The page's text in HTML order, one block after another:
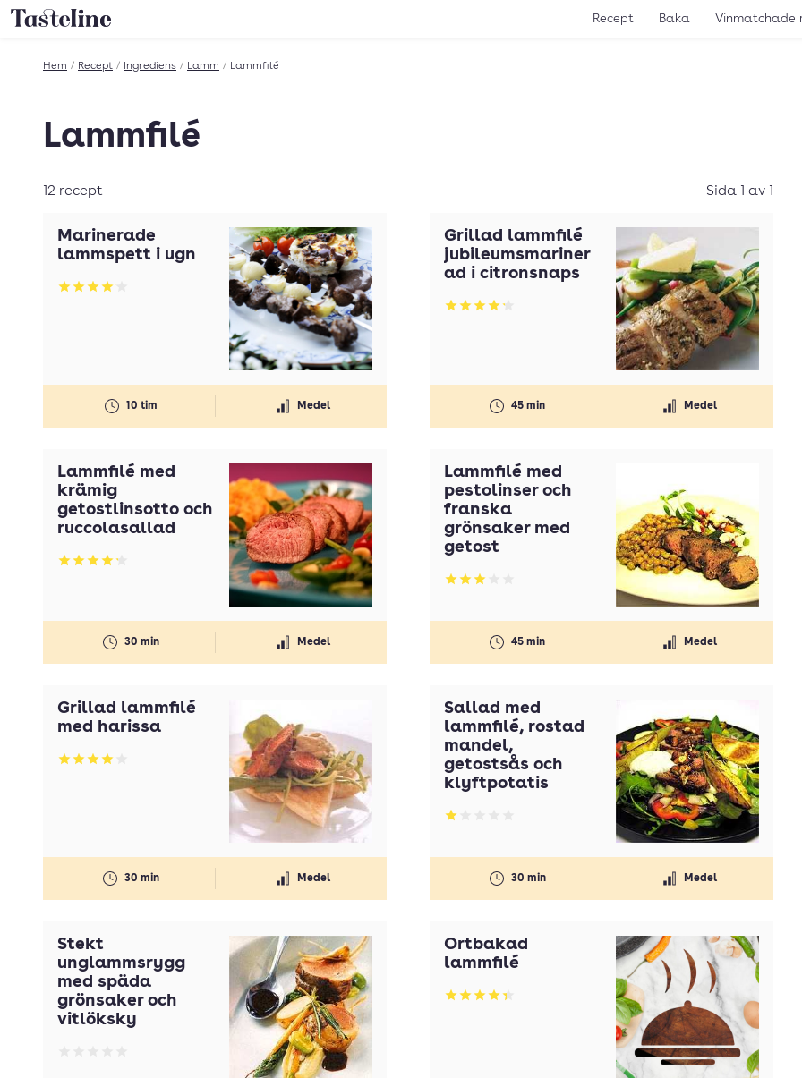
Till Tastelines startsida Recept Baka Vinmatchade
Hem / Recept / Ingrediens / Lamm / Lammfilé
Lammfilé
12 recept Sida 1 av 1
Marinerade
lammspett i ugn
Betyg: 4.08 av 5
10 tim Medel
Grillad lammfilé
jubileumsmariner
ad i citronsnaps
Betyg: 4.2 av 5
45 min Medel
Lammfilé med
krämig
getostlinsotto och
ruccolasallad
Betyg: 4.17 av 5
30 min Medel
Lammfilé med
pestolinser och
franska
grönsaker med
getost
Betyg: 3 av 5
45 min Medel
Grillad lammfilé
med harissa
Betyg: 4 av 5
30 min Medel
Sallad med
lammfilé, rostad
mandel,
getostsås och
klyftpotatis
Betyg: 1 av 5
30 min Medel
Stekt
unglammsrygg
med späda
grönsaker och
vitlöksky
Örtbakad
lammfilé
Betyg: 4.33 av 5